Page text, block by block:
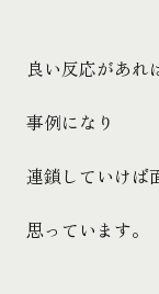
良い反応があれ
事例になり
連鎖していけば
思っています。